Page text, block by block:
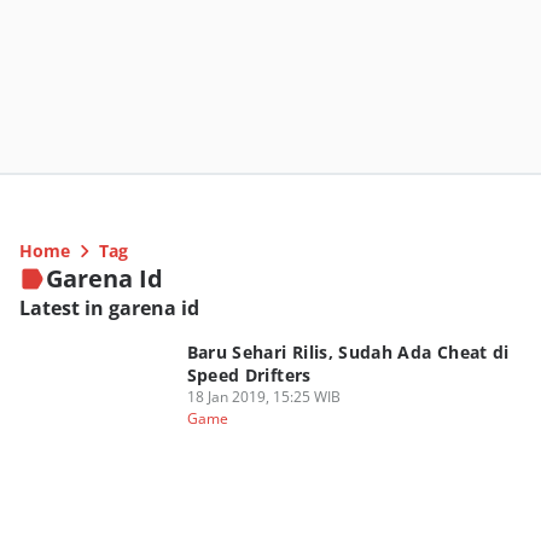
Home Tag
Garena Id
Latest in garena id
Baru Sehari Rilis, Sudah Ada Cheat di
Speed Drifters
18 Jan 2019, 15:25 WIB
Game